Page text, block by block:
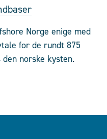
Norge enige med
for de rundt 875
norske kysten.